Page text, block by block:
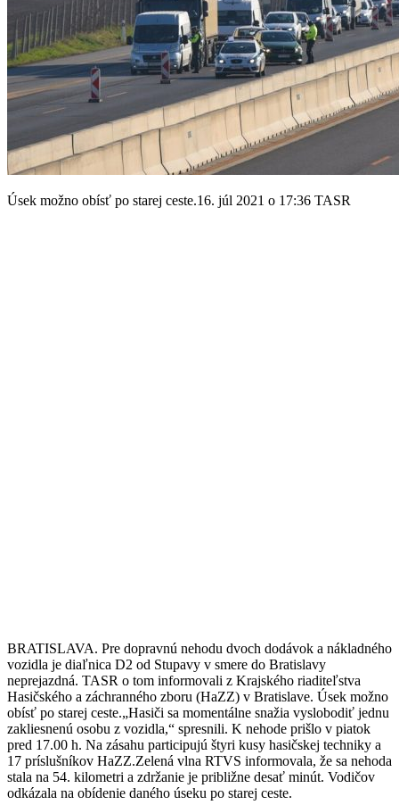
Úsek možno obísť po starej ceste.16. júl 2021 o 17:36 TASR
BRATISLAVA. Pre dopravnú nehodu dvoch dodávok a nákladného
vozidla je diaľnica D2 od Stupavy v smere do Bratislavy
neprejazdná. TASR o tom informovali z Krajského riaditeľstva
Hasičského a záchranného zboru (HaZZ) v Bratislave. Úsek možno
obísť po starej ceste.„Hasiči sa momentálne snažia vyslobodiť jednu
zakliesnenú osobu z vozidla,“ spresnili. K nehode prišlo v piatok
pred 17.00 h. Na zásahu participujú štyri kusy hasičskej techniky a
17 príslušníkov HaZZ.Zelená vlna RTVS informovala, že sa nehoda
stala na 54. kilometri a zdržanie je približne desať minút. Vodičov
odkázala na obídenie daného úseku po starej ceste.